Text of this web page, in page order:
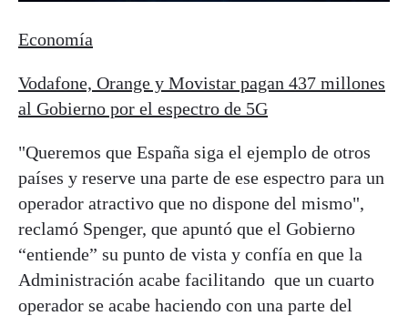
Economía
Vodafone, Orange y Movistar pagan 437 millones
al Gobierno por el espectro de 5G
"Queremos que España siga el ejemplo de otros
países y reserve una parte de ese espectro para un
operador atractivo que no dispone del mismo",
reclamó Spenger, que apuntó que el Gobierno
“entiende” su punto de vista y confía en que la
Administración acabe facilitando que un cuarto
operador se acabe haciendo con una parte del